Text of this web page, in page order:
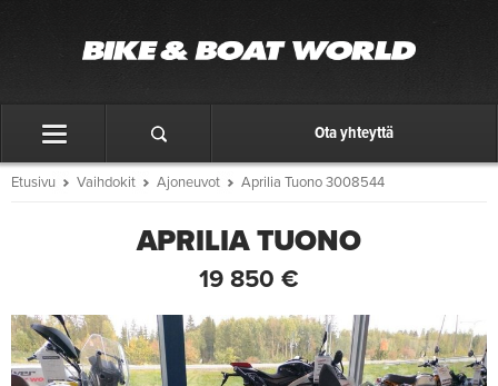
Ota yhteyttä
Etusivu Vaihdokit Ajoneuvot Aprilia Tuono 3008544
APRILIA TUONO
19 850 €